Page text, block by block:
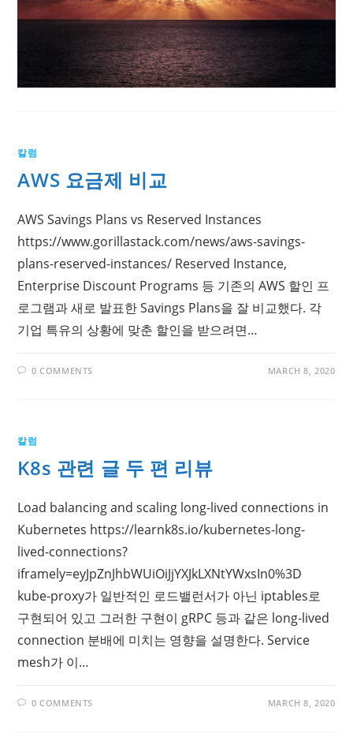
칼럼
AWS 요금제 비교
AWS Savings Plans vs Reserved Instances
https://www.gorillastack.com/news/aws-savings-
plans-reserved-instances/ Reserved Instance,
Enterprise Discount Programs 등 기존의 AWS 할인 프
로그램과 새로 발표한 Savings Plans을 잘 비교했다. 각
기업 특유의 상황에 맞춘 할인을 받으려면…
0 COMMENTS MARCH 8, 2020
칼럼
K8s 관련 글 두 편 리뷰
Load balancing and scaling long-lived connections in
Kubernetes https://learnk8s.io/kubernetes-long-
lived-connections?
iframely=eyJpZnJhbWUiOiJjYXJkLXNtYWxsIn0%3D
kube-proxy가 일반적인 로드밸런서가 아닌 iptables로
구현되어 있고 그러한 구현이 gRPC 등과 같은 long-lived
connection 분배에 미치는 영향을 설명한다. Service
mesh가 이…
0 COMMENTS MARCH 8, 2020